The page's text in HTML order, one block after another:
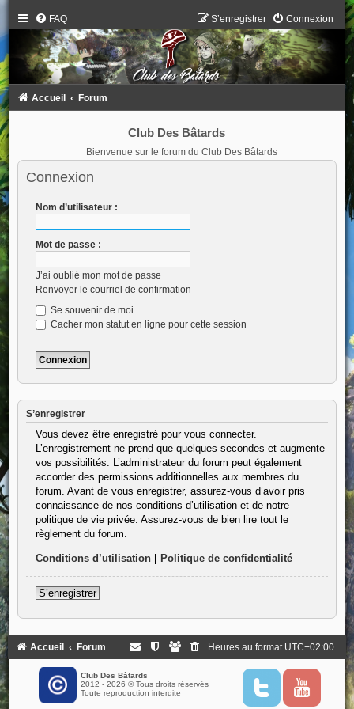
FAQ Connexion
S’enregistrer
Accueil Forum
Club Des Bâtards
Bienvenue sur le forum du Club Des Bâtards
Connexion
Nom d’utilisateur :
Mot de passe :
J’ai oublié mon mot de passe
Renvoyer le courriel de confirmation
Se souvenir de moi
Cacher mon statut en ligne pour cette session
S’enregistrer
Vous devez être enregistré pour vous connecter.
L’enregistrement ne prend que quelques secondes et augmente
vos possibilités. L’administrateur du forum peut également
accorder des permissions additionnelles aux membres du
forum. Avant de vous enregistrer, assurez-vous d’avoir pris
connaissance de nos conditions d’utilisation et de notre
politique de vie privée. Assurez-vous de bien lire tout le
règlement du forum.
Conditions d’utilisation| Politique de confidentialité
S’enregistrer
Accueil Forum Heures au format UTC+02:00
Club Des Bâtards
2012 - 2026 © Tous droits réservés
Toute reproduction interdite
T
Y